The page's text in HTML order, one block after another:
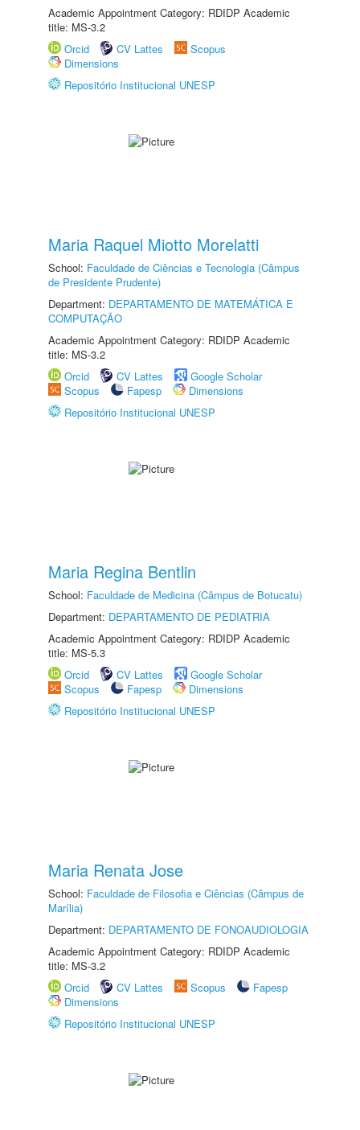
Academic Appointment Category: RDIDP Academic
title: MS-3.2
Orcid
CV Lattes
Scopus
Dimensions
Repositório Institucional UNESP
Maria Raquel Miotto Morelatti
School: Faculdade de Ciências e Tecnologia (Câmpus
de Presidente Prudente)
Department: DEPARTAMENTO DE MATEMÁTICA E
COMPUTAÇÃO
Academic Appointment Category: RDIDP Academic
title: MS-3.2
Orcid
CV Lattes
Google Scholar
Scopus
Fapesp
Dimensions
Repositório Institucional UNESP
Maria Regina Bentlin
School: Faculdade de Medicina (Câmpus de Botucatu)
Department: DEPARTAMENTO DE PEDIATRIA
Academic Appointment Category: RDIDP Academic
title: MS-5.3
Orcid
CV Lattes
Google Scholar
Scopus
Fapesp
Dimensions
Repositório Institucional UNESP
Maria Renata Jose
School: Faculdade de Filosofia e Ciências (Câmpus de
Marília)
Department: DEPARTAMENTO DE FONOAUDIOLOGIA
Academic Appointment Category: RDIDP Academic
title: MS-3.2
Orcid
CV Lattes Scopus
Fapesp
Dimensions
Repositório Institucional UNESP